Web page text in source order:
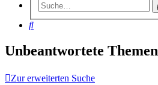
Suche
Unbeantwortete Themen
Zur erweiterten Suche